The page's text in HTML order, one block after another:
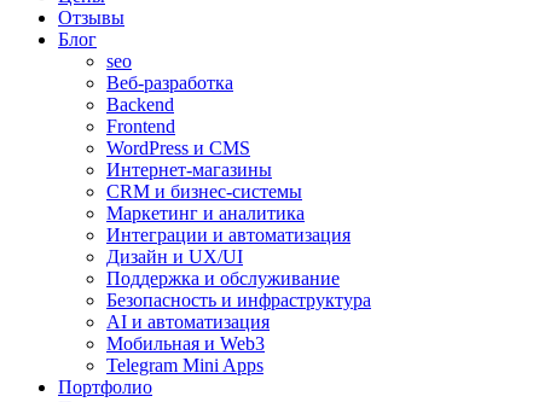
Отзывы
Блог
seo
Веб-разработка
Backend
Frontend
WordPress и CMS
Интернет-магазины
CRM и бизнес-системы
Маркетинг и аналитика
Интеграции и автоматизация
Дизайн и UX/UI
Поддержка и обслуживание
Безопасность и инфраструктура
AI и автоматизация
Мобильная и Web3
Telegram Mini Apps
Портфолио